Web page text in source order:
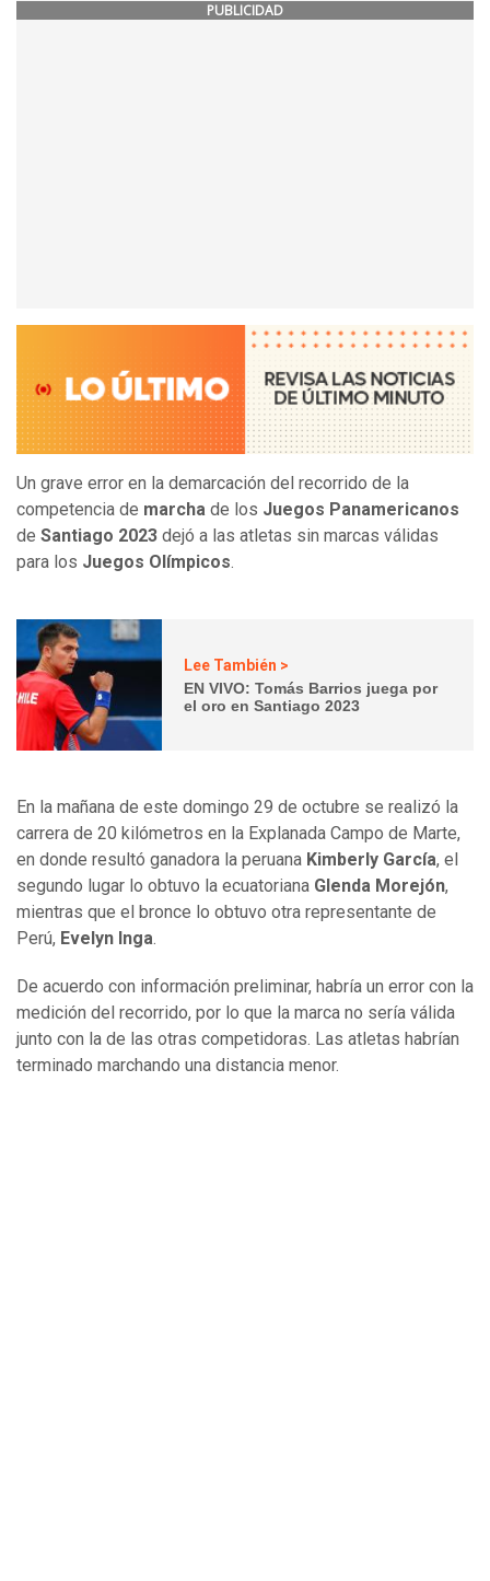
PUBLICIDAD
Un grave error en la demarcación del recorrido de la
competencia de marcha de los Juegos Panamericanos
de Santiago 2023 dejó a las atletas sin marcas válidas
para los Juegos Olímpicos.
Lee También >
EN VIVO: Tomás Barrios juega por
el oro en Santiago 2023
En la mañana de este domingo 29 de octubre se realizó la
carrera de 20 kilómetros en la Explanada Campo de Marte,
en donde resultó ganadora la peruana Kimberly García, el
segundo lugar lo obtuvo la ecuatoriana Glenda Morejón,
mientras que el bronce lo obtuvo otra representante de
Perú, Evelyn Inga.
De acuerdo con información preliminar, habría un error con la
medición del recorrido, por lo que la marca no sería válida
junto con la de las otras competidoras. Las atletas habrían
terminado marchando una distancia menor.